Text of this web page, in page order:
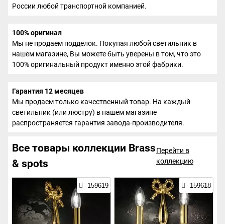
России любой транспортной компанией.
100% оригинал
Мы не продаем подделок. Покупая любой светильник в
нашем магазине, Вы можете быть уверены в том, что это
100% оригинальный продукт именно этой фабрики.
Гарантия 12 месяцев
Мы продаем только качественный товар. На каждый
светильник (или люстру) в нашем магазине
распространяется гарантия завода-производителя.
Все товары коллекции Brass
& spots
Перейти в
коллекцию
159619 159618